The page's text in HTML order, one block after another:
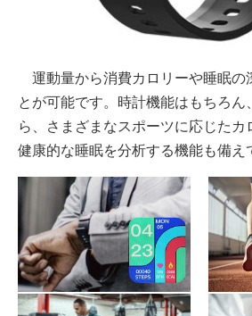
運動量から消費カロリーや睡眠の
とが可能です。時計機能はもちろん
ら、さまざまなスポーツに応じたカ
健康的な睡眠を分析する機能も備え